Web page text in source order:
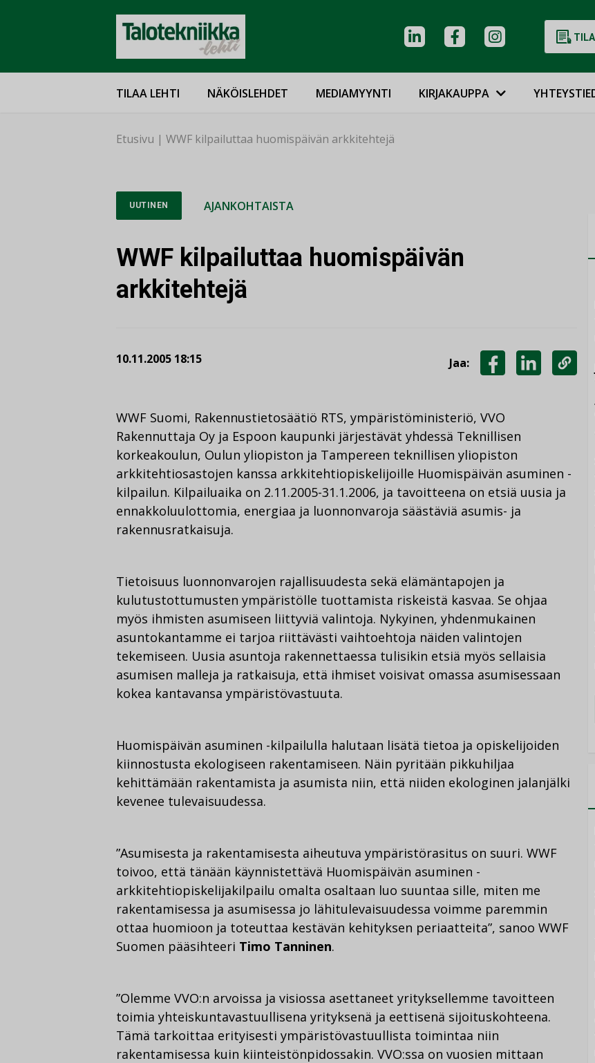
TILAA LEHTI NÄKÖISLEHDET MEDIAMYYNTI KIRJAKAUPPA
Etusivu | WWF kilpailuttaa huomispäivän arkkitehtejä
UUTINEN AJANKOHTAISTA
WWF kilpailuttaa huomispäivän
arkkitehtejä
10.11.2005 18:15 Jaa:
WWF Suomi, Rakennustietosäätiö RTS, ympäristöministeriö, VVO
Rakennuttaja Oy ja Espoon kaupunki järjestävät yhdessä Teknillisen
korkeakoulun, Oulun yliopiston ja Tampereen teknillisen yliopiston
arkkitehtiosastojen kanssa arkkitehtiopiskelijoille Huomispäivän asuminen -
kilpailun. Kilpailuaika on 2.11.2005-31.1.2006, ja tavoitteena on etsiä uusia ja
ennakkoluulottomia, energiaa ja luonnonvaroja säästäviä asumis- ja
rakennusratkaisuja.
Tietoisuus luonnonvarojen rajallisuudesta sekä elämäntapojen ja
kulutustottumusten ympäristölle tuottamista riskeistä kasvaa. Se ohjaa
myös ihmisten asumiseen liittyviä valintoja. Nykyinen, yhdenmukainen
asuntokantamme ei tarjoa riittävästi vaihtoehtoja näiden valintojen
tekemiseen. Uusia asuntoja rakennettaessa tulisikin etsiä myös sellaisia
asumisen malleja ja ratkaisuja, että ihmiset voisivat omassa asumisessaan
kokea kantavansa ympäristövastuuta.
Huomispäivän asuminen -kilpailulla halutaan lisätä tietoa ja opiskelijoiden
kiinnostusta ekologiseen rakentamiseen. Näin pyritään pikkuhiljaa
kehittämään rakentamista ja asumista niin, että niiden ekologinen jalanjälki
kevenee tulevaisuudessa.
”Asumisesta ja rakentamisesta aiheutuva ympäristörasitus on suuri. WWF
toivoo, että tänään käynnistettävä Huomispäivän asuminen -
arkkitehtiopiskelijakilpailu omalta osaltaan luo suuntaa sille, miten me
rakentamisessa ja asumisessa jo lähitulevaisuudessa voimme paremmin
ottaa huomioon ja toteuttaa kestävän kehityksen periaatteita”, sanoo WWF
Suomen pääsihteeri Timo Tanninen.
”Olemme VVO:n arvoissa ja visiossa asettaneet yrityksellemme tavoitteen
toimia yhteiskuntavastuullisena yrityksenä ja eettisenä sijoituskohteena.
Tämä tarkoittaa erityisesti ympäristövastuullista toimintaa niin
rakentamisessa kuin kiinteistönpidossakin. VVO:ssa on vuosien mittaan